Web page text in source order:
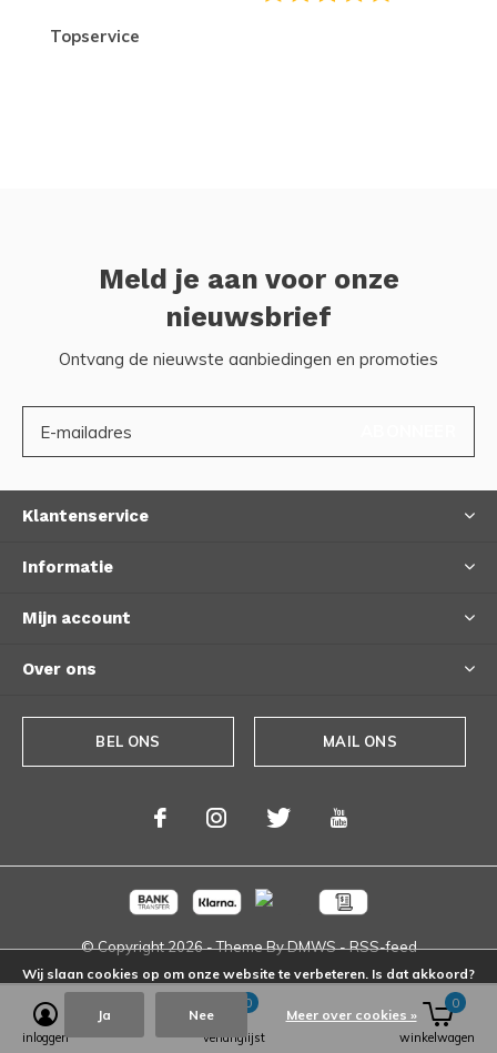
topservice
Meld je aan voor onze
nieuwsbrief
Ontvang de nieuwste aanbiedingen en promoties
Klantenservice
Informatie
Mijn account
Over ons
BEL ONS MAIL ONS
© Copyright2026- Theme ByDMWS-RSS-feed
inloggen verlanglijst
0
winkelwagen
0
Wij slaan cookies op om onze website te verbeteren. Is dat akkoord?
Ja Nee Meer over cookies »